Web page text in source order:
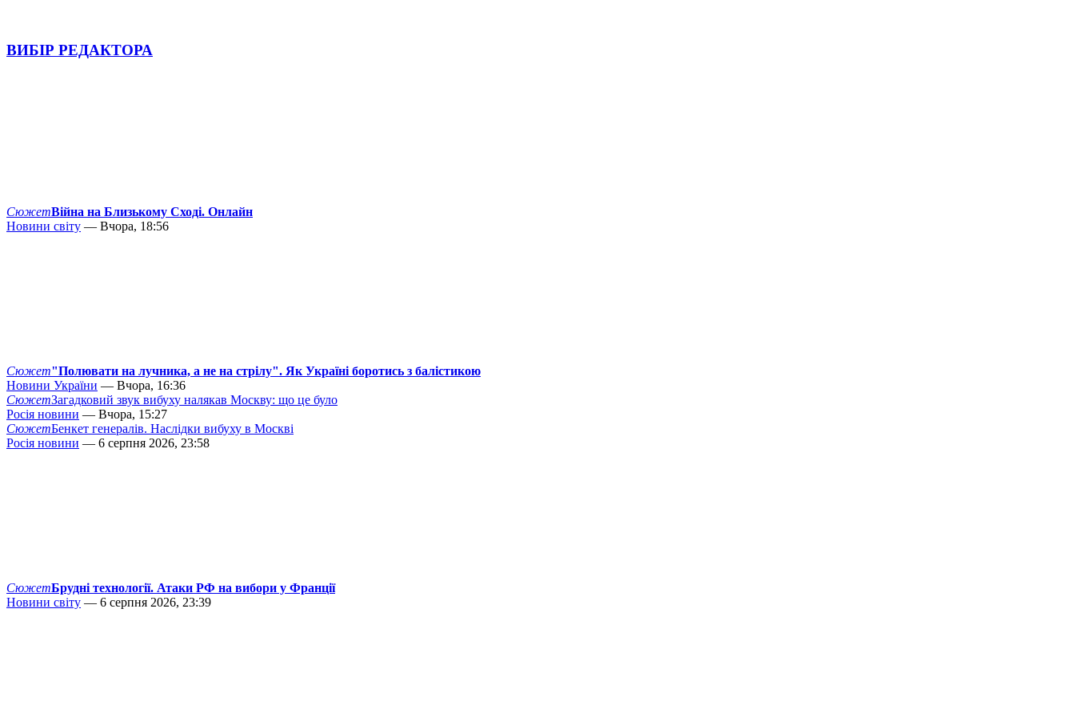
ВИБІР РЕДАКТОРА
СюжетВійна на Близькому Сході. Онлайн
Новини світу — Вчора, 18:56
Сюжет"Полювати на лучника, а не на стрілу". Як Україні боротись з балістикою
Новини України — Вчора, 16:36
СюжетЗагадковий звук вибуху налякав Москву: що це було
Росія новини — Вчора, 15:27
СюжетБенкет генералів. Наслідки вибуху в Москві
Росія новини — 6 серпня 2026, 23:58
СюжетБрудні технології. Атаки РФ на вибори у Франції
Новини світу — 6 серпня 2026, 23:39